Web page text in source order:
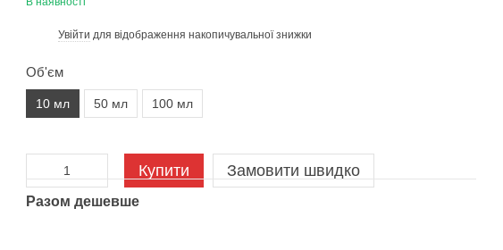
Увійти для відображення накопичувальної знижки
Об'єм
10 мл 50 мл 100 мл
Купити Замовити швидко
Разом дешевше